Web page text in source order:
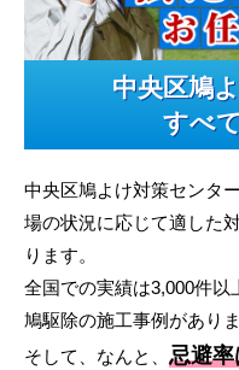
中央区鳩
すべ
中央区鳩よけ対策センタ
場の状況に応じて適した
ります。
全国での実績は3,000件以
鳩駆除の施工事例がありま
そして、なんと、 忌避